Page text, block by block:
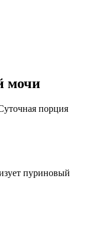
мочи
порция
пуриновый